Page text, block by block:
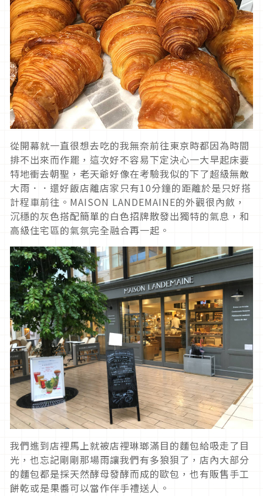
從開幕就一直很想去吃的我無奈前往東京時都因為時間
排不出來而作罷，這次好不容易下定決心一大早起床要
特地衝去朝聖，老天爺好像在考驗我似的下了超級無敵
大雨．．還好飯店離店家只有10分鐘的距離於是只好搭
計程車前往。MAISON LANDEMAINE的外觀很內斂，
沉穩的灰色搭配簡單的白色招牌散發出獨特的氣息，和
高級住宅區的氣氛完全融合再一起。
我們進到店裡馬上就被店裡琳瑯滿目的麵包給吸走了目
光，也忘記剛剛那場雨讓我們有多狼狽了，店內大部分
的麵包都是採天然酵母發酵而成的歐包，也有販售手工
餅乾或是果醬可以當作伴手禮送人。